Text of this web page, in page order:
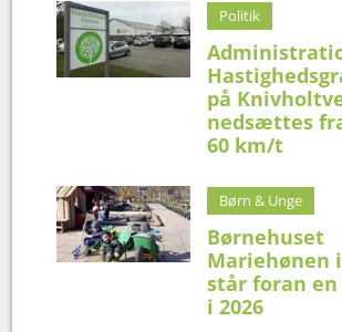
Politik
på
nedsættes
60 km/t
Børn & Unge
Børnehuset
Mariehønen
står foran
i 2026